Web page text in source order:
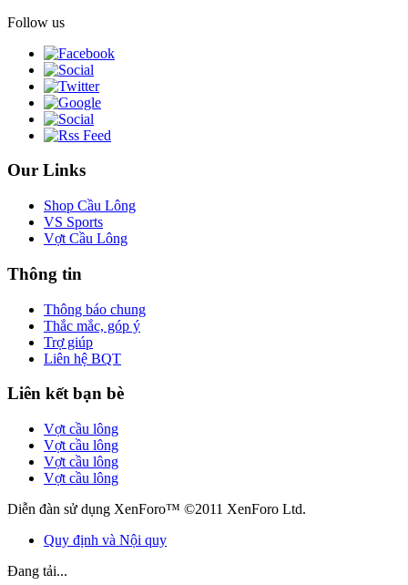
Follow us
Our Links
Shop Cầu Lông
VS Sports
Vợt Cầu Lông
Thông tin
Thông báo chung
Thắc mắc, góp ý
Trợ giúp
Liên hệ BQT
Liên kết bạn bè
Vợt cầu lông
Vợt cầu lông
Vợt cầu lông
Vợt cầu lông
Diễn đàn sử dụng XenForo™ ©2011 XenForo Ltd.
Quy định và Nội quy
Đang tải...